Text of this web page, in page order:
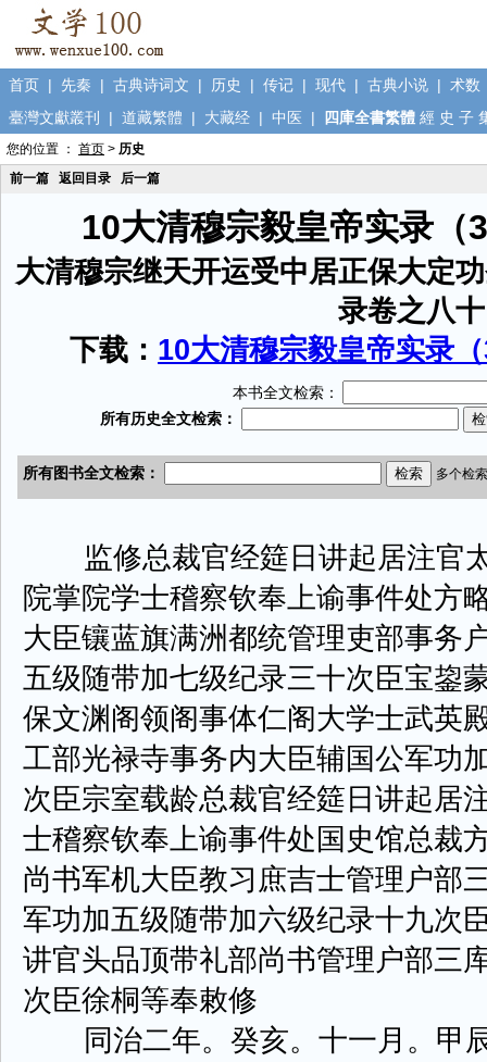
首页 | 先秦 | 古典诗词文 | 历史 | 传记 | 现代 | 古典小说 | 术数
臺灣文獻叢刊
| 道藏繁體 | 大藏经 | 中医 | 四庫全書繁體 經 史 子
您的位置 ： 首页 > 历史
前一篇
返回目录 后一篇
10大清穆宗毅皇帝实录（
大清穆宗继天开运受中居正保大定
录卷之八
下载： 10大清穆宗毅皇帝实录
本书全文检索：
监修总裁官经筵日讲起居注官
院掌院学士稽察钦奉上谕事件处方
大臣镶蓝旗满洲都统管理吏部事务
五级随带加七级纪录三十次臣宝鋆
保文渊阁领阁事体仁阁大学士武英
工部光禄寺事务内大臣辅国公军功
次臣宗室载龄总裁官经筵日讲起居
士稽察钦奉上谕事件处国史馆总裁
尚书军机大臣教习庶吉士管理户部
军功加五级随带加六级纪录十九次
讲官头品顶带礼部尚书管理户部三
次臣徐桐等奉敕修
同治二年。癸亥。十一月。甲